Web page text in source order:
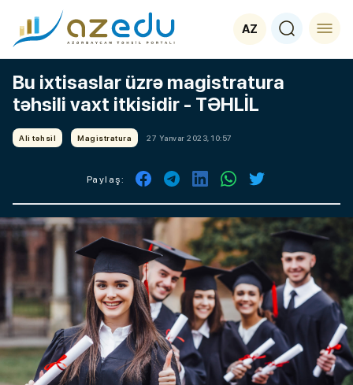
AZ
Bu ixtisaslar üzrə magistratura
təhsili vaxt itkisidir - TƏHLİL
Ali təhsil Magistratura 27 Yanvar 2023, 10:57
Paylaş: